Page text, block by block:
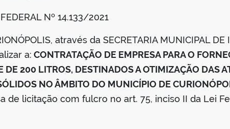
Nº 14.133/2021
através da SECRETARIA MUNICIPAL DE
a: CONTRATAÇÃO DE EMPRESA PARA O
DE 200 LITROS, DESTINADOS A OTIMIZAÇÃO DAS
NO ÂMBITO DO MUNICÍPIO DE
de licitação com fulcro no art. 75, inciso II da Lei